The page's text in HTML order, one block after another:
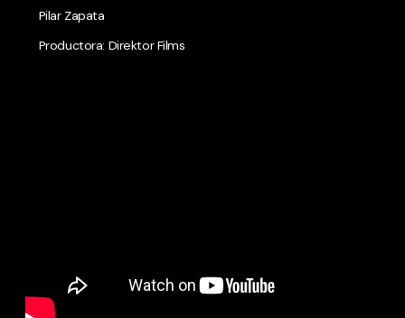
Pilar Zapata
Productora: Direktor Films